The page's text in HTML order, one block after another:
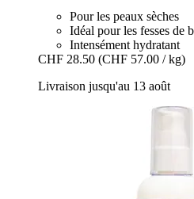
Pour les peaux sèches
Idéal pour les fesses de
Intensément hydratant
CHF 28.50 (CHF 57.00 / kg)
Livraison jusqu'au 13 août